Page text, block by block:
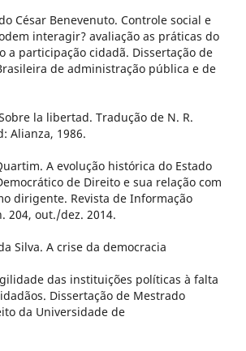
César Benevenuto. Controle social e
interagir? avaliação as práticas do
a participação cidadã. Dissertação de
de administração pública e de
la libertad. Tradução de N. R.
Alianza, 1986.
A evolução histórica do Estado
de Direito e sua relação com
dirigente. Revista de Informação
204, out./dez. 2014.
Silva. A crise da democracia
das instituições políticas à falta
Dissertação de Mestrado
da Universidade de